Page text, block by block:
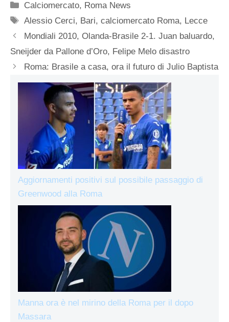
Categorie
Calciomercato, Roma News
Tag
Alessio Cerci, Bari,calciomercato Roma, Lecce
Mondiali 2010, Olanda-Brasile 2-1. Juan baluardo,
Sneijder da Pallone d’Oro, Felipe Melo disastro
Roma: Brasile a casa, ora il futuro di Julio Baptista
Aggiornamenti positivi sul possibile passaggio di
Greenwood alla Roma
Manna ora è nel mirino della Roma per il dopo
Massara